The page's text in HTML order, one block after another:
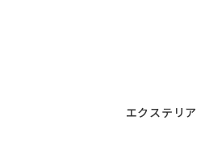
エクステリ